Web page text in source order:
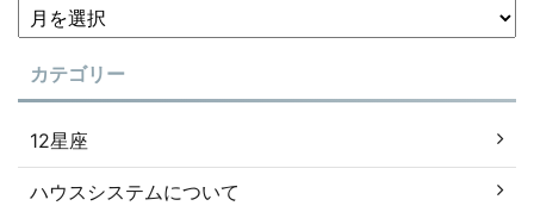
カテゴリー
12星座
ハウスシステムについて